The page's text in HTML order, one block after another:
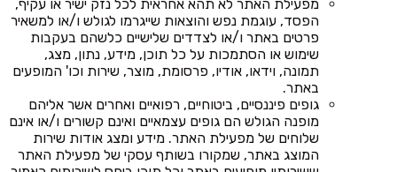
מפעילת האתר לא תהא אחראית לכל נזק ישיר או עקיף,
הפסד, עוגמת נפש והוצאות שייגרמו לגולש ו/או למשאיר
פרטים באתר ו/או לצדדים שלישיים כלשהם בעקבות
שימוש או הסתמכות על כל תוכן, מידע, נתון, מצג,
תמונה, וידאו, אודיו, פרסומת, מוצר, שירות וכו' המופעים
באתר.
גופים פיננסיים, ביטוחיים, רפואיים ואחרים אשר אליהם
מופנה הגולש הם גופים עצמאיים ואינם קשורים ו/או אינם
שלוחים של מפעילת האתר. מידע ומצג אודות שירות
המוצג באתר, שמקורו בשותף עסקי של מפעילת האתר